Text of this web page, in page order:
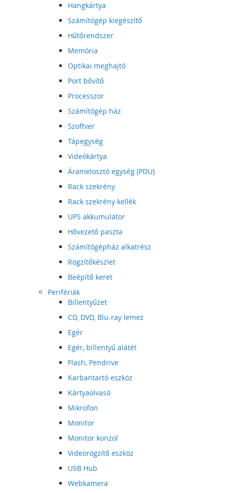
Hangkártya
Számítógép kiegészítő
Hűtőrendszer
Memória
Optikai meghajtó
Port bővítő
Processzor
Számítógép ház
Szoftver
Tápegység
Videókártya
Áramelosztó egység (PDU)
Rack szekrény
Rack szekrény kellék
UPS akkumulátor
Hővezető paszta
Számítógépház alkatrész
Rögzítőkészlet
Beépítő keret
Perifériák
Billentyűzet
CD, DVD, Blu-ray lemez
Egér
Egér, billentyű alátét
Flash, Pendrive
Karbantartó eszköz
Kártyaolvasó
Mikrofon
Monitor
Monitor konzol
Videorögzítő eszköz
USB Hub
Webkamera